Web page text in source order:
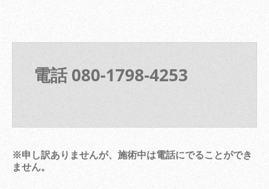
電話 080-1798-4253
※申し訳ありませんが、施術中は電話にでることができ
ません。